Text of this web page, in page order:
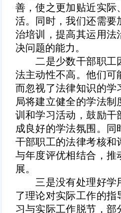
善，使之更加贴近实际
活。同时，我们还需要
治培训，提高其运用法
决问题的能力。
二是少数干部职工
法主动性不高。他们可
而忽视了法律知识的学
局将建立健全的学法
训和学习活动，鼓励干
成良好的学法氛围。
干部职工的法律考核和
与年度评优相结合，推
展。
三是没有处理好学用
了理论对实际工作的指
习与实际工作脱节，部